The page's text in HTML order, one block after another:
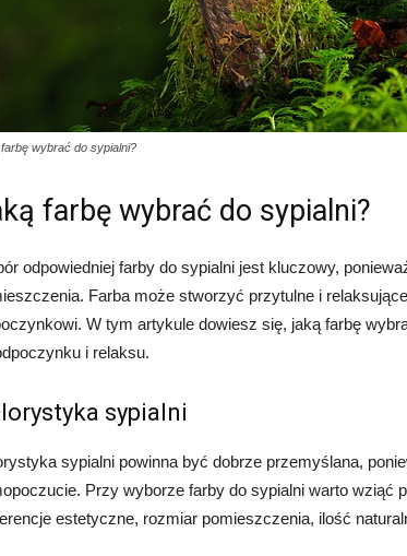
wybrać do sypialni?
farbę wybrać do sypialni?
odpowiedniej farby do sypialni jest kluczowy,
Farba może stworzyć przytulne i
W tym artykule dowiesz się, jaką farbę
i relaksu.
sypialni
sypialni powinna być dobrze przemyślana,
Przy wyborze farby do sypialni warto wziąć
estetyczne, rozmiar pomieszczenia, ilość